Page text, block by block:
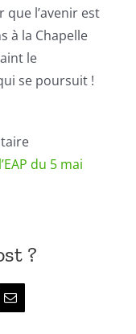
que l’avenir est
à la Chapelle
le
se poursuit !
du 5 mai
?
Email